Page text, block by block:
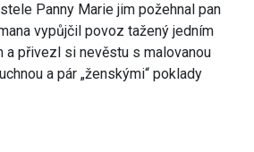
Panny Marie jim požehnal pan
vypůjčil povoz tažený jedním
a přivezl si nevěstu s malovanou
a pár „ženskými“ poklady